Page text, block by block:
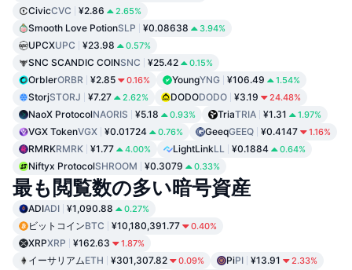
CivicCVC ¥2.86 2.65%
Smooth Love PotionSLP ¥0.08638 3.94%
UPCXUPC ¥23.98 0.57%
SNC SCANDIC COINSNC ¥25.42 0.15%
OrblerORBR ¥2.85 0.16% YoungYNG ¥106.49 1.54%
StorjSTORJ ¥7.27 2.62% DODODODO ¥3.19 24.48%
NaoX ProtocolNAORIS ¥5.18 0.93% TriaTRIA ¥1.31 1.97%
VGX TokenVGX ¥0.01724 0.76% GeeqGEEQ ¥0.4147 1.16%
RMRKRMRK ¥1.77 4.00% LightLinkLL ¥0.1884 0.64%
Niftyx ProtocolSHROOM ¥0.3079 0.33%
最も閲覧数の多い暗号資産
ADIADI ¥1,090.88 0.27%
ビットコインBTC ¥10,180,391.77 0.40%
XRPXRP ¥162.63 1.87%
イーサリアムETH ¥301,307.82 0.09% PiPI ¥13.91 2.33%